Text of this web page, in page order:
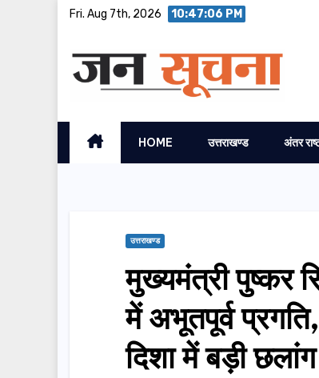
Fri. Aug 7th, 2026 10:47:08 PM
HOME उत्तराखण्ड अंतर
उत्तराखण्ड
मुख्यमंत्री पुष्कर
में अभूतपूर्व
दिशा में बड़ी छलांग